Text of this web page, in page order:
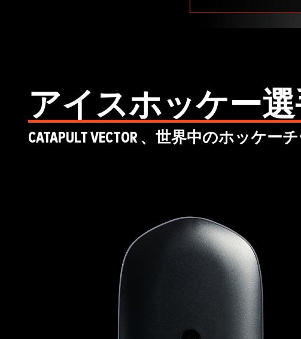
アイスホッケー
CATAPULT VECTOR 、世界中のホッケ